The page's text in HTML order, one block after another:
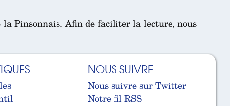
Pinsonnais. Afin de faciliter la lecture, nous
NOUS SUIVRE
Nous suivre sur Twitter
Notre fil RSS